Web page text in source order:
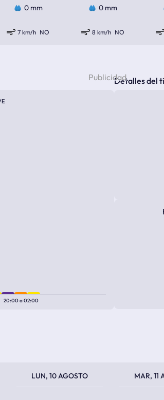
0 mm 0 mm
7 km/h NO 8 km/h NO
20:00a02:00
Detalles del
LUN, 10 AGOSTO MAR, 11